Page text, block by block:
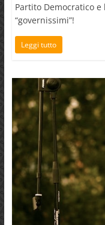
Partito Democratico e
“governissimi”!
Leggi tutto